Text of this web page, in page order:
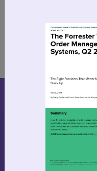
ou des alertes.
Plus de
et de